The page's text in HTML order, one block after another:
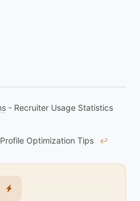
- Recruiter Usage Statistics
Optimization Tips ↩︎